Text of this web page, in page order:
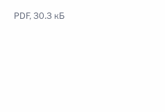
PDF, 30.3 кБ